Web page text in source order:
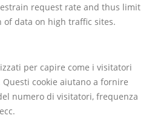
request rate and thus limit
of data on high traffic sites.
per capire come i visitatori
cookie aiutano a fornire
numero di visitatori, frequenza